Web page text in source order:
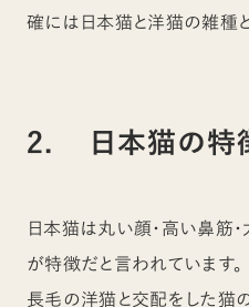
確には日本猫と洋猫の雑種と
2. 日本猫の特
日本猫は丸い顔・高い鼻筋
が特徴だと言われています。
長毛の洋猫と交配をした猫